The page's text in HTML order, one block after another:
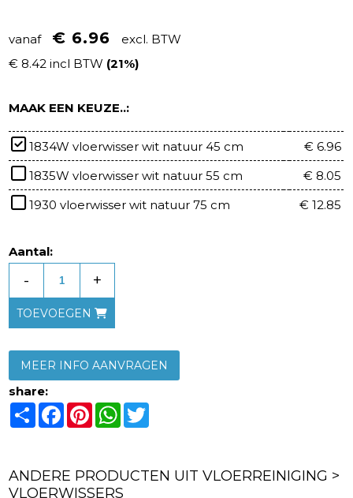
vanaf € 6.96
excl. BTW
€ 8.42 incl BTW (21%)
MAAK EEN KEUZE..:
1834W vloerwisser wit natuur 45 cm
€ 6.96
1835W vloerwisser wit natuur 55 cm
€ 8.05
1930 vloerwisser wit natuur 75 cm
€ 12.85
Aantal:
- +
TOEVOEGEN
MEER INFO AANVRAGEN
share:
ShareFacebook
PinterestWhatsApp
ANDERE PRODUCTEN UIT VLOERREINIGING >
VLOERWISSERS